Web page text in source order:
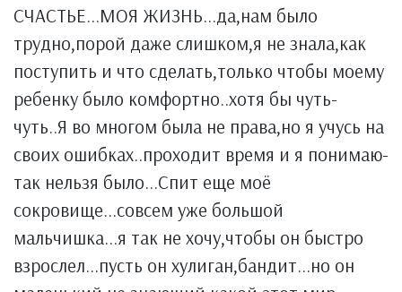
СЧАСТЬЕ...МОЯ ЖИЗНЬ...да,нам было
трудно,порой даже слишком,я не знала,как
поступить и что сделать,только чтобы моему
ребенку было комфортно..хотя бы чуть-
чуть..Я во многом была не права,но я учусь на
своих ошибках..проходит время и я понимаю-
так нельзя было...Спит еще моё
сокровище...совсем уже большой
мальчишка...я так не хочу,чтобы он быстро
взрослел...пусть он хулиган,бандит...но он